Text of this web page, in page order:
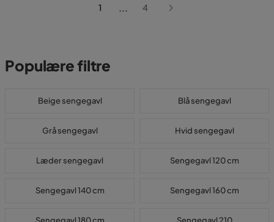
1 ... 4
Populære filtre
Beige sengegavl Blå sengegavl
Grå sengegavl Hvid sengegavl
Læder sengegavl Sengegavl 120 cm
Sengegavl 140 cm Sengegavl 160 cm
Sengegavl 180 cm Sengegavl 210